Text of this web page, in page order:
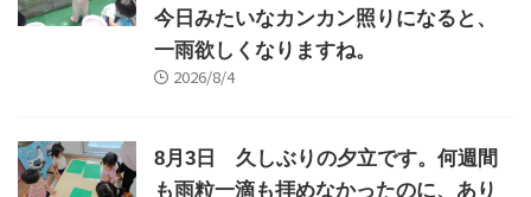
今日みたいなカンカン照りになると、
一雨欲しくなりますね。
2026/8/4
8月3日 久しぶりの夕立です。何週間
も雨粒一滴も拝めなかったのに、あり